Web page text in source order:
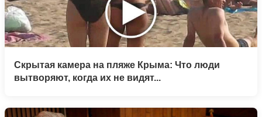
Скрытая камера на пляже Крыма: Что люди
вытворяют, когда их не видят...